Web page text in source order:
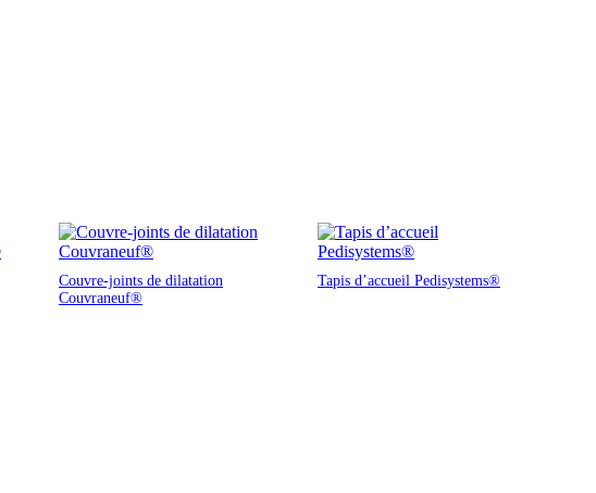
Couvre-joints de dilatation
Couvraneuf®
Tapis d’accueil Pedisystems®